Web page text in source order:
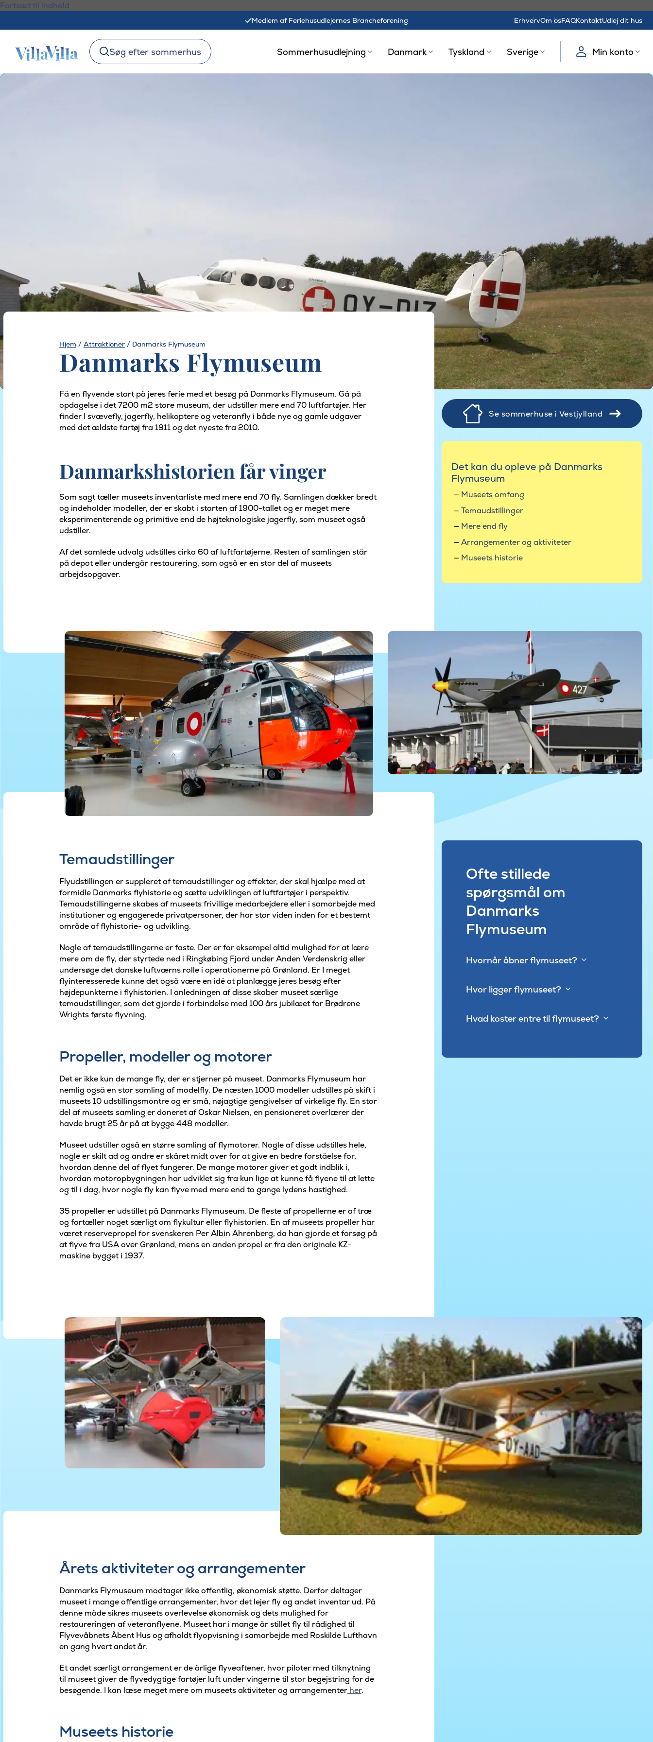
Fortsæt til indhold
Medlem af Feriehusudlejernes Brancheforening ErhvervOm osFAQKontaktUdlej dit hus
Søg efter sommerhus Sommerhusudlejning Danmark Tyskland Sverige Min konto
Hjem / Attraktioner / Danmarks Flymuseum
Danmarks Flymuseum
Få en flyvende start på jeres ferie med et besøg på Danmarks Flymuseum. Gå på
opdagelse i det 7200 m2 store museum, der udstiller mere end 70 luftfartøjer. Her
finder I svævefly, jagerfly, helikoptere og veteranfly i både nye og gamle udgaver
med det ældste fartøj fra 1911 og det nyeste fra 2010.
Danmarkshistorien får vinger
Som sagt tæller museets inventarliste med mere end 70 fly. Samlingen dækker bredt
og indeholder modeller, der er skabt i starten af 1900-tallet og er meget mere
eksperimenterende og primitive end de højteknologiske jagerfly, som museet også
udstiller.
Af det samlede udvalg udstilles cirka 60 af luftfartøjerne. Resten af samlingen står
på depot eller undergår restaurering, som også er en stor del af museets
arbejdsopgaver.
Se sommerhuse i Vestjylland
Det kan du opleve på Danmarks
Flymuseum
Museets omfang
Temaudstillinger
Mere end fly
Arrangementer og aktiviteter
Museets historie
Temaudstillinger
Flyudstillingen er suppleret af temaudstillinger og effekter, der skal hjælpe med at
formidle Danmarks flyhistorie og sætte udviklingen af luftfartøjer i perspektiv.
Temaudstillingerne skabes af museets frivillige medarbejdere eller i samarbejde med
institutioner og engagerede privatpersoner, der har stor viden inden for et bestemt
område af flyhistorie- og udvikling.
Nogle af temaudstillingerne er faste. Der er for eksempel altid mulighed for at lære
mere om de fly, der styrtede ned i Ringkøbing Fjord under Anden Verdenskrig eller
undersøge det danske luftværns rolle i operationerne på Grønland. Er I meget
flyinteresserede kunne det også være en idé at planlægge jeres besøg efter
højdepunkterne i flyhistorien. I anledningen af disse skaber museet særlige
temaudstillinger, som det gjorde i forbindelse med 100 års jubilæet for Brødrene
Wrights første flyvning.
Propeller, modeller og motorer
Det er ikke kun de mange fly, der er stjerner på museet. Danmarks Flymuseum har
nemlig også en stor samling af modelfly. De næsten 1000 modeller udstilles på skift i
museets 10 udstillingsmontre og er små, nøjagtige gengivelser af virkelige fly. En stor
del af museets samling er doneret af Oskar Nielsen, en pensioneret overlærer der
havde brugt 25 år på at bygge 448 modeller.
Museet udstiller også en større samling af flymotorer. Nogle af disse udstilles hele,
nogle er skilt ad og andre er skåret midt over for at give en bedre forståelse for,
hvordan denne del af flyet fungerer. De mange motorer giver et godt indblik i,
hvordan motoropbygningen har udviklet sig fra kun lige at kunne få flyene til at lette
og til i dag, hvor nogle fly kan flyve med mere end to gange lydens hastighed.
35 propeller er udstillet på Danmarks Flymuseum. De fleste af propellerne er af træ
og fortæller noget særligt om flykultur eller flyhistorien. En af museets propeller har
været reservepropel for svenskeren Per Albin Ahrenberg, da han gjorde et forsøg på
at flyve fra USA over Grønland, mens en anden propel er fra den originale KZ-
maskine bygget i 1937.
Ofte stillede
spørgsmål om
Danmarks
Flymuseum
Hvornår åbner flymuseet?
Hvor ligger flymuseet?
Hvad koster entre til flymuseet?
Årets aktiviteter og arrangementer
Danmarks Flymuseum modtager ikke offentlig, økonomisk støtte. Derfor deltager
museet i mange offentlige arrangementer, hvor det lejer fly og andet inventar ud. På
denne måde sikres museets overlevelse økonomisk og dets mulighed for
restaureringen af veteranflyene. Museet har i mange år stillet fly til rådighed til
Flyvevåbnets Åbent Hus og afholdt flyopvisning i samarbejde med Roskilde Lufthavn
en gang hvert andet år.
Et andet særligt arrangement er de årlige flyveaftener, hvor piloter med tilknytning
til museet giver de flyvedygtige fartøjer luft under vingerne til stor begejstring for de
besøgende. I kan læse meget mere om museets aktiviteter og arrangementer her.
Museets historie